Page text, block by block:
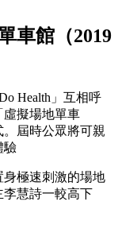
車館（2019
Health」互相呼
虛擬場地單車
屆時公眾將可親
驗
極速刺激的場地
慧詩一較高下